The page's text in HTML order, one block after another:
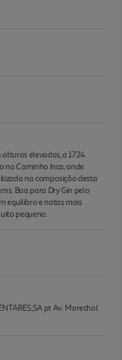
elevadas, a 1724
no Caminho Inca, onde
na composição desta
Boa para Dry Gin pelo
equilibro e notas mais
pequena.
pt Av. Marechal